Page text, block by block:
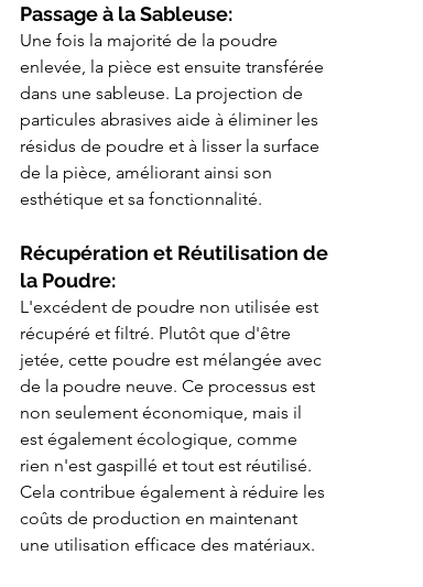
Passage à la Sableuse:
Une fois la majorité de la poudre
enlevée, la pièce est ensuite transférée
dans une sableuse. La projection de
particules abrasives aide à éliminer les
résidus de poudre et à lisser la surface
de la pièce, améliorant ainsi son
esthétique et sa fonctionnalité.
Récupération et Réutilisation de
la Poudre:
L'excédent de poudre non utilisée est
récupéré et filtré. Plutôt que d'être
jetée, cette poudre est mélangée avec
de la poudre neuve. Ce processus est
non seulement économique, mais il
est également écologique, comme
rien n'est gaspillé et tout est réutilisé.
Cela contribue également à réduire les
coûts de production en maintenant
une utilisation efficace des matériaux.